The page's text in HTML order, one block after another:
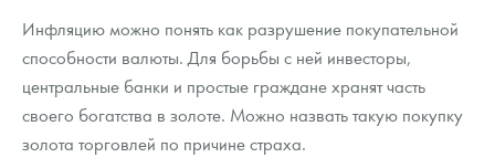
Золотой червонец Сеятель
Аксессуары
Выкуп монет
Выкуп серебряных монет
Памятка для работы с монетами из драгметаллов
Распродажа монет и жетонов
Итоги 2025 года. Прогноз курсов золота, серебра, платины на
2026 год
Cтатьи
Георгий Победоносец - динамика цен
Курс золота и серебра
Скупка слитков
Контакты
Наши преимущества
Инфляцию можно понять как разрушение покупательной
способности валюты. Для борьбы с ней инвесторы,
центральные банки и простые граждане хранят часть
своего богатства в золоте. Можно назвать такую покупку
золота торговлей по причине страха.